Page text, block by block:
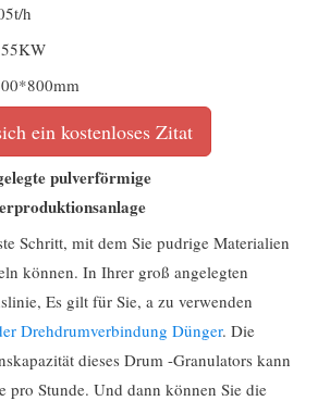
h
ein kostenloses Zitat
pulverförmige
Schritt, mit dem Sie pudrige Materialien
können. In Ihrer groß angelegten
Es gilt für Sie, a zu verwenden
Drehdrumverbindung Dünger. Die
dieses Drum -Granulators kann
pro Stunde. Und dann können Sie die